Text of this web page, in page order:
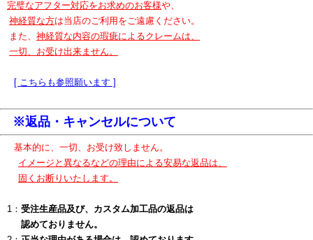
完璧なアフター対応をお求めのお客様や、
神経質な方は当店のご利用をご遠慮ください。
また、 神経質な内容の瑕疵によるクレームは、
一切、お受け出来ません。
[ こちらも参照願います ]
※返品・キャンセルについて
基本的に、一切、お受け致しません。
イメージと異なるなどの理由による安易な返品は、
固くお断りいたします。
1： 受注生産品及び、カスタム加工品の返品は
認めておりません。